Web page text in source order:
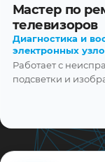
Мастер по
телевизоров
Диагностика и
электронных
Работает с
подсветки и